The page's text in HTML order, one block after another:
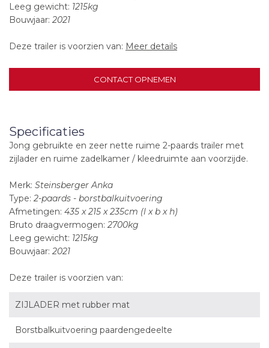
Leeg gewicht: 1215kg
Bouwjaar: 2021
Deze trailer is voorzien van: Meer details
CONTACT OPNEMEN
Specificaties
Jong gebruikte en zeer nette ruime 2-paards trailer met
zijlader en ruime zadelkamer / kleedruimte aan voorzijde.
Merk: Steinsberger Anka
Type: 2-paards - borstbalkuitvoering
Afmetingen: 435 x 215 x 235cm (l x b x h)
Bruto draagvermogen: 2700kg
Leeg gewicht: 1215kg
Bouwjaar: 2021
Deze trailer is voorzien van:
ZIJLADER met rubber mat
Borstbalkuitvoering paardengedeelte